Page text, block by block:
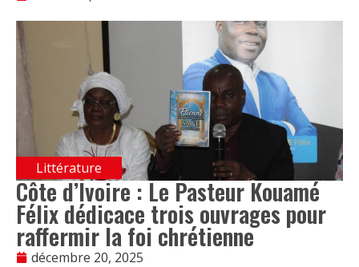
Littérature
Côte d’Ivoire : Le Pasteur Kouamé
Félix dédicace trois ouvrages pour
raffermir la foi chrétienne
décembre 20, 2025